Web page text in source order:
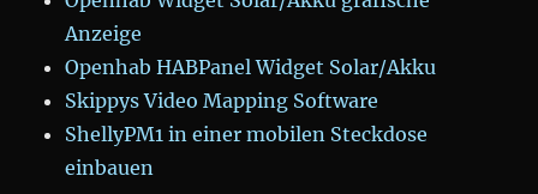
Anzeige
Openhab HABPanel Widget Solar/Akku
Skippys Video Mapping Software
ShellyPM1 in einer mobilen Steckdose
einbauen